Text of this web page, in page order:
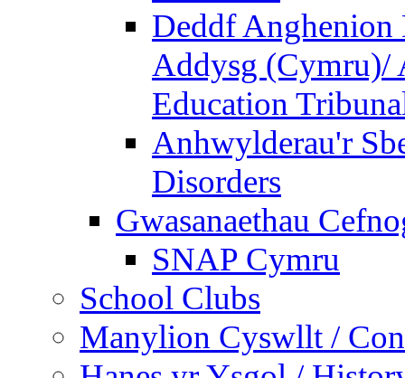
Deddf
Addysg (Cymru)/
Education
Anhwylderau'r
Disorders
Gwasanaethau
SNAP Cymru
School Clubs
Manylion Cyswllt /